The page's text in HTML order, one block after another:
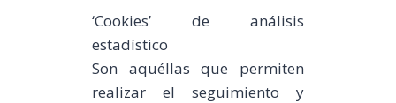
‘Cookies’ de análisis
estadístico
Son aquéllas que permiten
realizar el seguimiento y